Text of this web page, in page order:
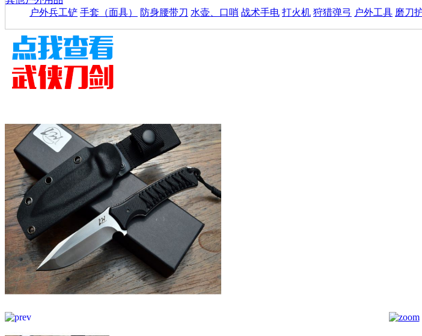
户外兵工铲 手套（面具） 防身腰带刀 水壶、口哨 战术手电 打火机 狩猎弹弓 户外工具 磨刀